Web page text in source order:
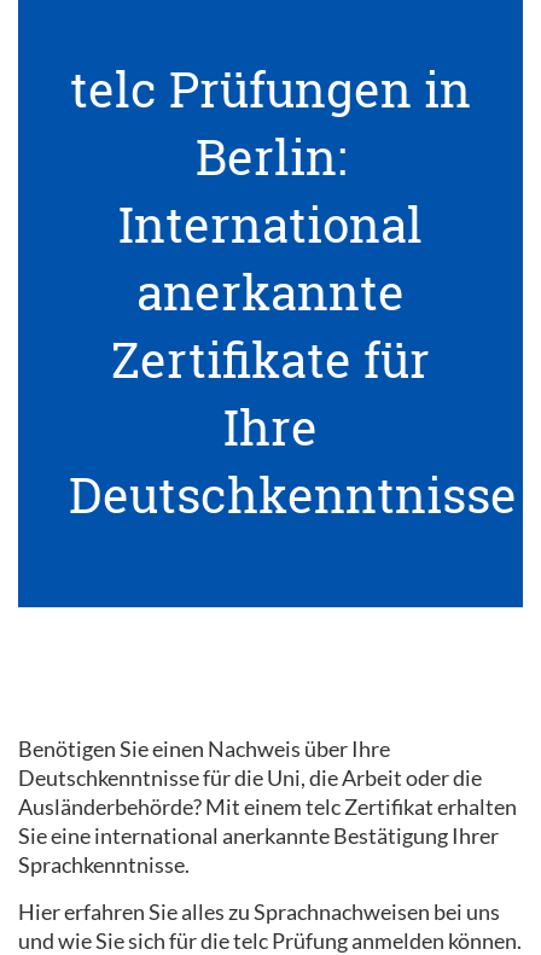
telc Prüfungen in
Berlin:
International
anerkannte
Zertifikate für
Ihre
Deutschkenntnisse
Benötigen Sie einen Nachweis über Ihre
Deutschkenntnisse für die Uni, die Arbeit oder die
Ausländerbehörde? Mit einem telc Zertifikat erhalten
Sie eine international anerkannte Bestätigung Ihrer
Sprachkenntnisse.
Hier erfahren Sie alles zu Sprachnachweisen bei uns
und wie Sie sich für die telc Prüfung anmelden können.